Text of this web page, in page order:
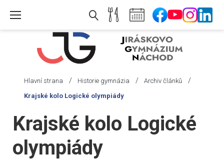
Hlavní strana / Historie gymnázia / Archiv článků /
Krajské kolo Logické olympiády
Krajské kolo Logické
olympiády